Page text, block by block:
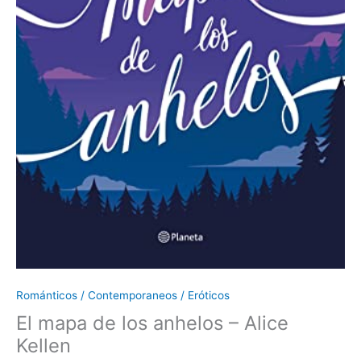
Románticos / Contemporaneos / Eróticos
El mapa de los anhelos – Alice
Kellen